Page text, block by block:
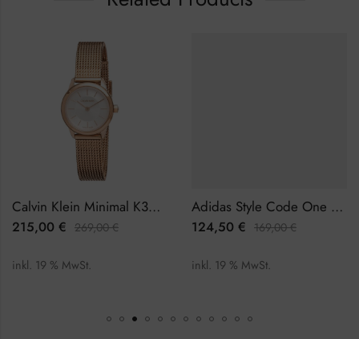
Calvin Klein Minimal K3M23626 Damenuhr
215,00 € 269,00€
inkl. 19 % MwSt.
Adidas Style Code One Chrono AOSY22014 Herrenuhr Chronograph
124,50 € 169,00€
inkl. 19 % MwSt.